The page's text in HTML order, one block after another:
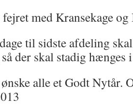
med Kransekage
til sidste afdeling
der skal stadig hænges
alle et Godt Nytår.